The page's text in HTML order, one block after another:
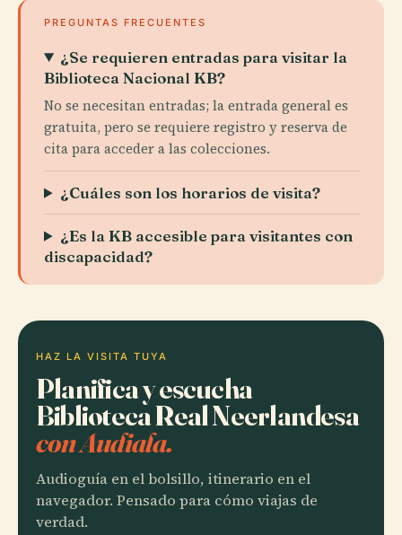
PREGUNTAS FRECUENTES
¿Se requieren entradas para visitar la
Biblioteca Nacional KB?
No se necesitan entradas; la entrada general es
gratuita, pero se requiere registro y reserva de
cita para acceder a las colecciones.
¿Cuáles son los horarios de visita?
¿Es la KB accesible para visitantes con
discapacidad?
HAZ LA VISITA TUYA
Planifica y escucha
Biblioteca Real Neerlandesa
con Audiala.
Audioguía en el bolsillo, itinerario en el
navegador. Pensado para cómo viajas de
verdad.